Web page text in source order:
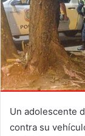
a
Un adolescente
contra su